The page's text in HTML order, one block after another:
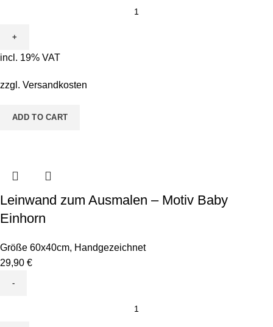
Ausmalen
-
Carli
quantity
incl. 19% VAT
zzgl. Versandkosten
ADD TO CART
Leinwand zum Ausmalen – Motiv Baby
Einhorn
Größe 60x40cm, Handgezeichnet
29,90 €